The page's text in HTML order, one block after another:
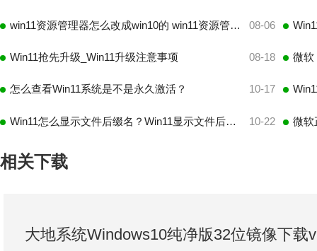
win11资源管理器怎么改成win10的 win11资源管理器更改教程 08-06
Win11抢先升级_Win11升级注意事项 08-18 微软
怎么查看Win11系统是不是永久激活？ 10-17
Win11怎么显示文件后缀名？Win11显示文件后缀名操作方法 10-22 微软
相关下载
大地系统Windows10纯净版32位镜像下载